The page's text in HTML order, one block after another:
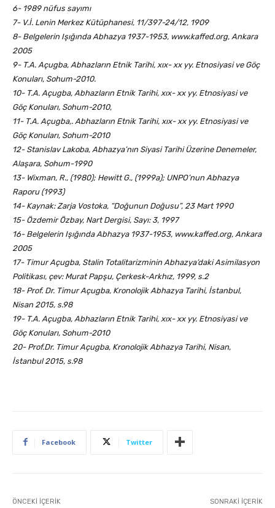
6- 1989 nüfus sayımı
7- V.İ. Lenin Merkez Kütüphanesi, 11/397-24/12, 1909
8- Belgelerin Işığında Abhazya 1937-1953, www.kaffed.org, Ankara
2005
9- T.A. Açugba, Abhazların Etnik Tarihi, xıx- xx yy. Etnosiyasi ve Göç
Konuları, Sohum-2010.
10- T.A. Açugba, Abhazların Etnik Tarihi, xıx- xx yy. Etnosiyasi ve
Göç Konuları, Sohum-2010,
11- T.A. Açugba,. Abhazların Etnik Tarihi, xıx- xx yy. Etnosiyasi ve
Göç Konuları, Sohum-2010
12- Stanislav Lakoba, Abhazya’nın Siyasi Tarihi Üzerine Denemeler,
Alaşara, Sohum-1990
13- Wixman, R., (1980); Hewitt G., (1999a); UNPO’nun Abhazya
Raporu (1993)
14- Kaynak: Zarja Vostoka, “Doğunun Doğusu”, 23 Mart 1990
15- Özdemir Özbay, Nart Dergisi, Sayı: 3, 1997
16- Belgelerin Işığında Abhazya 1937-1953, www.kaffed.org, Ankara
2005
17- Timur Açugba, Stalin Totalitarizminin Abhazya’daki Asimilasyon
Politikası, çev: Murat Papşu, Çerkesk-Arkhız, 1999, s.2
18- Prof. Dr. Timur Açugba, Kronolojik Abhazya Tarihi, İstanbul,
Nisan 2015, s.98
19- T.A. Açugba, Abhazların Etnik Tarihi, xıx- xx yy. Etnosiyasi ve
Göç Konuları, Sohum-2010
20- Prof.Dr. Timur Açugba, Kronolojik Abhazya Tarihi, Nisan,
İstanbul 2015, s.98
Facebook Twitter
ÖNCEKI İÇERIK SONRAKI İÇERIK